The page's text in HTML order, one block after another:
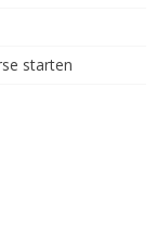
starten